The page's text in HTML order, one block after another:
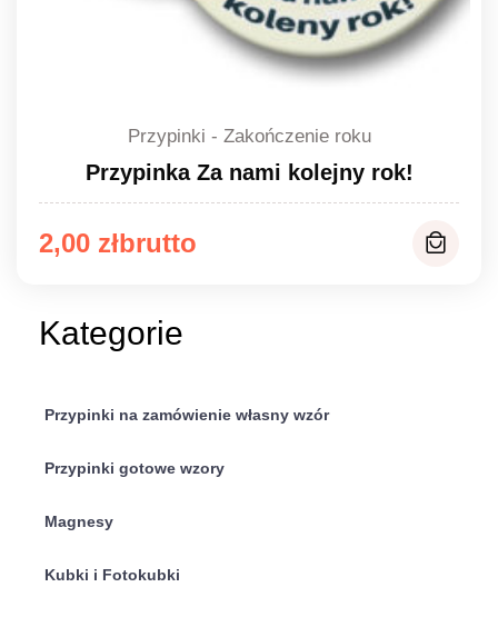
Kategorie
Przypinki na zamówienie własny wzór
Przypinki gotowe wzory
Magnesy
Kubki i Fotokubki
Przypinki - Zakończenie roku
Przypinka Za nami kolejny rok!
2,00 zł
Zakres
od
2,00 zł
2,20 zł